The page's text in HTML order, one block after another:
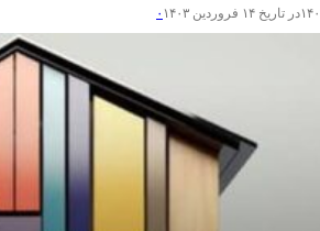
در تاریخ ۱۴ فروردین ۱۴۰۳ ۰